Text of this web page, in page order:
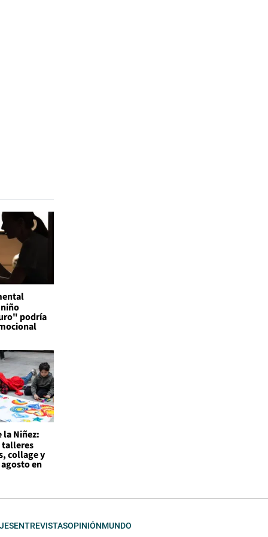
podría
la Niñez:
collage y
en
ENTREVISTASOPINIÓNMUNDO